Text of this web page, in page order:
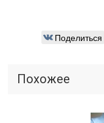
Поделиться
Похожее